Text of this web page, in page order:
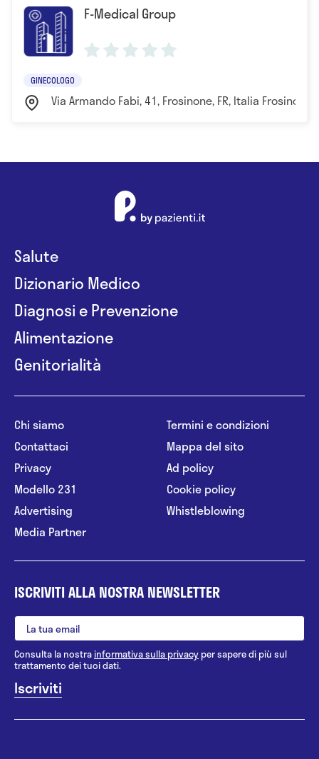
F-Medical Group
GINECOLOGO
Via Armando Fabi, 41, Frosinone, FR, Italia Frosinone
Salute
Dizionario Medico
Diagnosi e Prevenzione
Alimentazione
Genitorialità
Chi siamo
Contattaci
Privacy
Modello 231
Advertising
Media Partner
Termini e condizioni
Mappa del sito
Ad policy
Cookie policy
Whistleblowing
ISCRIVITI ALLA NOSTRA NEWSLETTER
Consulta la nostrainformativa sulla privacy per sapere di più sul
trattamento dei tuoi dati.